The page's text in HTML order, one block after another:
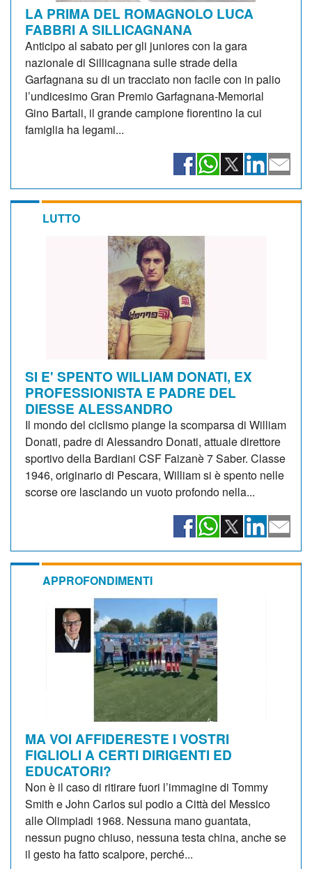
LA PRIMA DEL ROMAGNOLO LUCA
FABBRI A SILLICAGNANA
Anticipo al sabato per gli juniores con la gara
nazionale di Sillicagnana sulle strade della
Garfagnana su di un tracciato non facile con in palio
l’undicesimo Gran Premio Garfagnana-Memorial
Gino Bartali, il grande campione fiorentino la cui
famiglia ha legami...
LUTTO
SI E' SPENTO WILLIAM DONATI, EX
PROFESSIONISTA E PADRE DEL
DIESSE ALESSANDRO
Il mondo del ciclismo piange la scomparsa di William
Donati, padre di Alessandro Donati, attuale direttore
sportivo della Bardiani CSF Faizanè 7 Saber. Classe
1946, originario di Pescara, William si è spento nelle
scorse ore lasciando un vuoto profondo nella...
APPROFONDIMENTI
MA VOI AFFIDERESTE I VOSTRI
FIGLIOLI A CERTI DIRIGENTI ED
EDUCATORI?
Non è il caso di ritirare fuori l’immagine di Tommy
Smith e John Carlos sul podio a Città del Messico
alle Olimpiadi 1968. Nessuna mano guantata,
nessun pugno chiuso, nessuna testa china, anche se
il gesto ha fatto scalpore, perché...